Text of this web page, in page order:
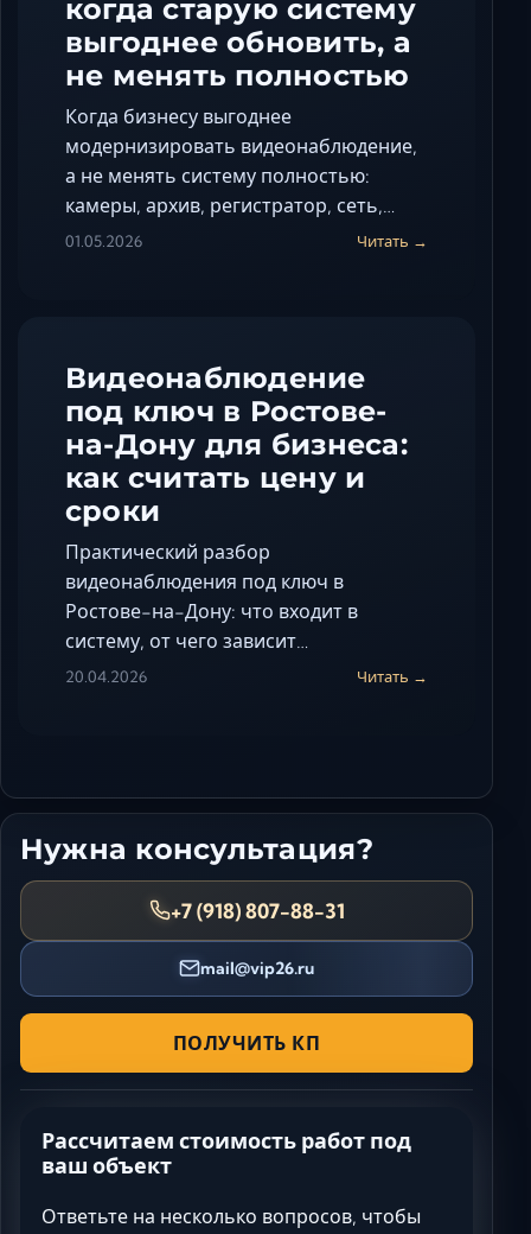
когда старую систему
выгоднее обновить, а
не менять полностью
Когда бизнесу выгоднее
модернизировать видеонаблюдение,
а не менять систему полностью:
камеры, архив, регистратор, сеть,…
01.05.2026 Читать →
Видеонаблюдение
под ключ в Ростове-
на-Дону для бизнеса:
как считать цену и
сроки
Практический разбор
видеонаблюдения под ключ в
Ростове-на-Дону: что входит в
систему, от чего зависит…
20.04.2026 Читать →
Нужна консультация?
+7 (918) 807-88-31
mail@vip26.ru
ПОЛУЧИТЬ КП
Рассчитаем стоимость работ под
ваш объект
Ответьте на несколько вопросов, чтобы